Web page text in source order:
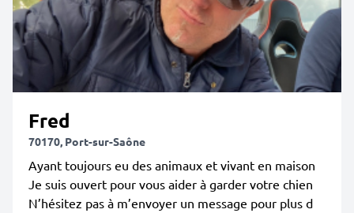
Fred
70170, Port-sur-Saône
Ayant toujours eu des animaux et vivant en maison
Je suis ouvert pour vous aider à garder votre chien
N’hésitez pas à m’envoyer un message pour plus d